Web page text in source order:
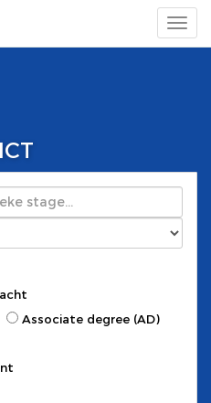
Associate degree (AD)